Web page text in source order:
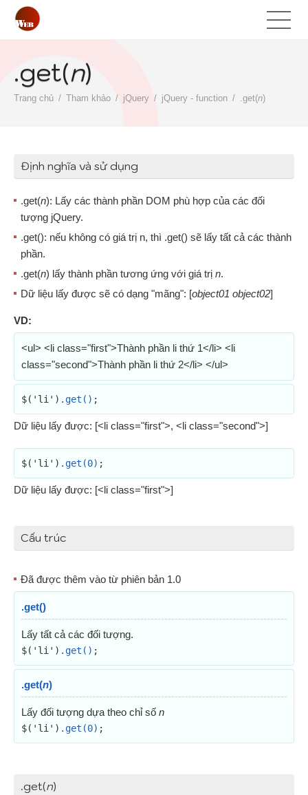
.get(n)
Trang chủ Tham khảo jQuery jQuery - function .get(n)
Định nghĩa và sử dụng
.get(n): Lấy các thành phần DOM phù hợp của các đối
tượng jQuery.
.get(): nếu không có giá trị n, thì .get() sẽ lấy tất cả các thành
phần.
.get(n) lấy thành phần tương ứng với giá trị n.
Dữ liệu lấy được sẽ có dạng "mãng": [object01 object02]
VD:
<ul> <li class="first">Thành phần li thứ 1</li> <li
class="second">Thành phần li thứ 2</li> </ul>
$('li') .get() ;
Dữ liệu lấy được: [<li class="first">, <li class="second">]
$('li') .get(0) ;
Dữ liệu lấy được: [<li class="first">]
Cấu trúc
Đã được thêm vào từ phiên bản 1.0
.get()
Lấy tất cả các đối tượng.
$('li') .get() ;
.get(n)
Lấy đối tượng dựa theo chỉ số n
$('li') .get(0) ;
.get(n)